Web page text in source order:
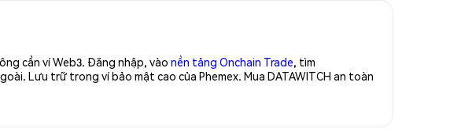
cần ví Web3. Đăng nhập, vào nền tảng Onchain Trade, tìm
Lưu trữ trong ví bảo mật cao của Phemex. Mua DATAWITCH an toàn